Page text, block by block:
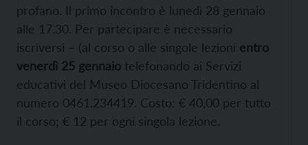
profano. Il primo incontro è lunedì 28 gennaio
alle 17.30. Per partecipare è necessario
iscriversi – (al corso o alle singole lezioni entro
venerdì 25 gennaio telefonando ai Servizi
educativi del Museo Diocesano Tridentino al
numero 0461.234419. Costo: € 40,00 per tutto
il corso; € 12 per ogni singola lezione.